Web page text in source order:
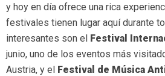
y hoy en día ofrece una rica
festivales tienen lugar aquí durante
interesantes son el Festival
junio, uno de los eventos más
Austria, y el Festival de Música